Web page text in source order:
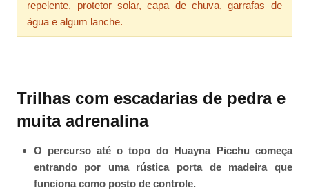
repelente, protetor solar, capa de chuva, garrafas de
água e algum lanche.
Trilhas com escadarias de pedra e
muita adrenalina
O percurso até o topo do Huayna Picchu começa
entrando por uma rústica porta de madeira que
funciona como posto de controle.